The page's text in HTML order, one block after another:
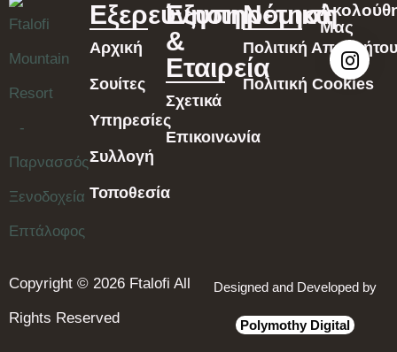
Εξερεύνηση
Αρχική
Σουίτες
Υπηρεσίες
Συλλογή
Τοποθεσία
Εξυπηρέτηση
&
Εταιρεία
Σχετικά
Επικοινωνία
Νομικά
Πολιτική
Πολιτική Cookies
Μας
Copyright © 2026 Ftalofi All
Rights Reserved
Designed and Developed by
Polymothy Digital